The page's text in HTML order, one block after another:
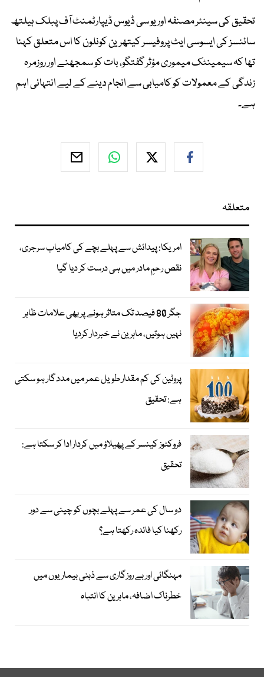
تحقیق کی سینئر مصنفہ اور یو سی ڈیوس ڈیپارٹمنٹ آف پبلک ہیلتھ
سائنسز کی ایسوسی ایٹ پروفیسر کیتھرین کونلون کا اس متعلق کہنا
تھا کہ سیمینٹک میموری مؤثر گفتگو، بات کو سمجھنے اور روزمرہ
زندگی کے معمولات کو کامیابی سے انجام دینے کے لیے انتہائی اہم
ہے۔
متعلقہ
امریکا: پیدائش سے پہلے بچے کی کامیاب سرجری،
نقص رحمِ مادر میں ہی درست کر دیا گیا
جگر 80 فیصد تک متاثر ہونے پر بھی علامات ظاہر
نہیں ہوتیں، ماہرین نے خبردار کردیا
پروٹین کی کم مقدار طویل عمر میں مددگار ہو سکتی
ہے: تحقیق
فروکٹوز کینسر کے پھیلاؤ میں کردار ادا کر سکتا ہے:
تحقیق
دو سال کی عمر سے پہلے بچوں کو چینی سے دور
رکھنا کیا فائدہ رکھتا ہے؟
مہنگائی اور بے روزگاری سے ذہنی بیماریوں میں
خطرناک اضافہ، ماہرین کا انتباہ